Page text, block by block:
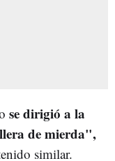
se dirigió a la
de mierda",
similar.